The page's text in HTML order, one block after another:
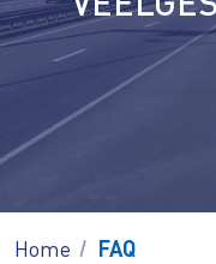
Home FAQ